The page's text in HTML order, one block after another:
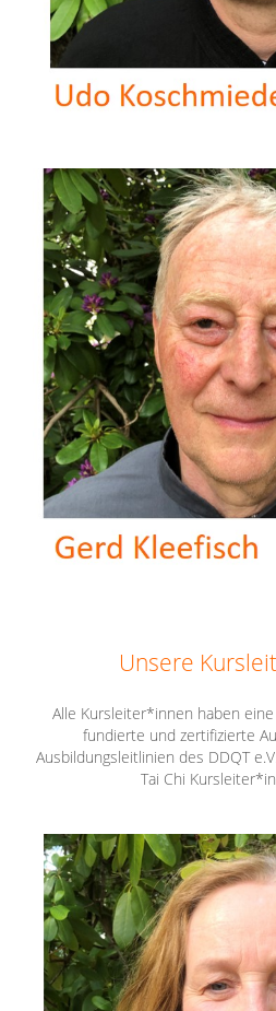
Unsere
Alle Kursleiter*innen haben
fundierte und zertifizierte
Ausbildungsleitlinien des DDQT
Tai Chi